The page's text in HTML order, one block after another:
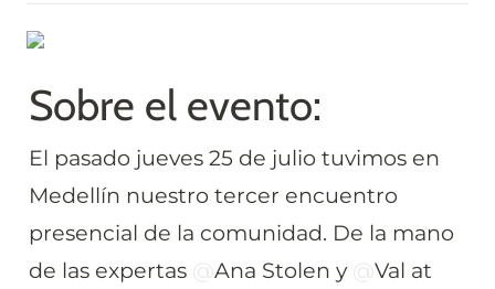
Sobre el evento:
El pasado jueves 25 de julio tuvimos en
Medellín nuestro tercer encuentro
presencial de la comunidad. De la mano
de las expertas @Ana Stolen y @Val at